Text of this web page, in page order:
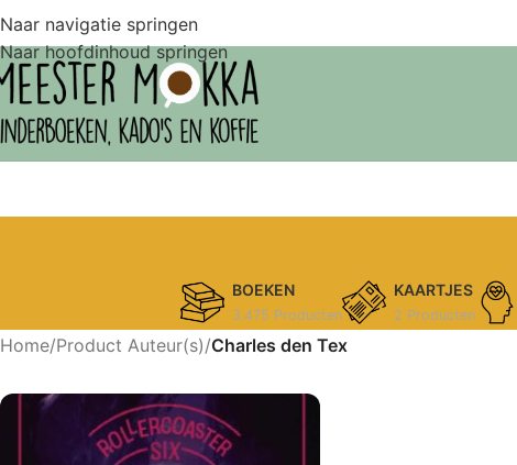
Naar navigatie springen
Naar hoofdinhoud springen
BOEKEN
3.475 Producten
KAARTJES
2 Producten
Home/Product Auteur(s)/Charles den Tex